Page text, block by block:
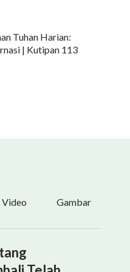
Tuhan Harian:
| Kutipan 113
Video Gambar